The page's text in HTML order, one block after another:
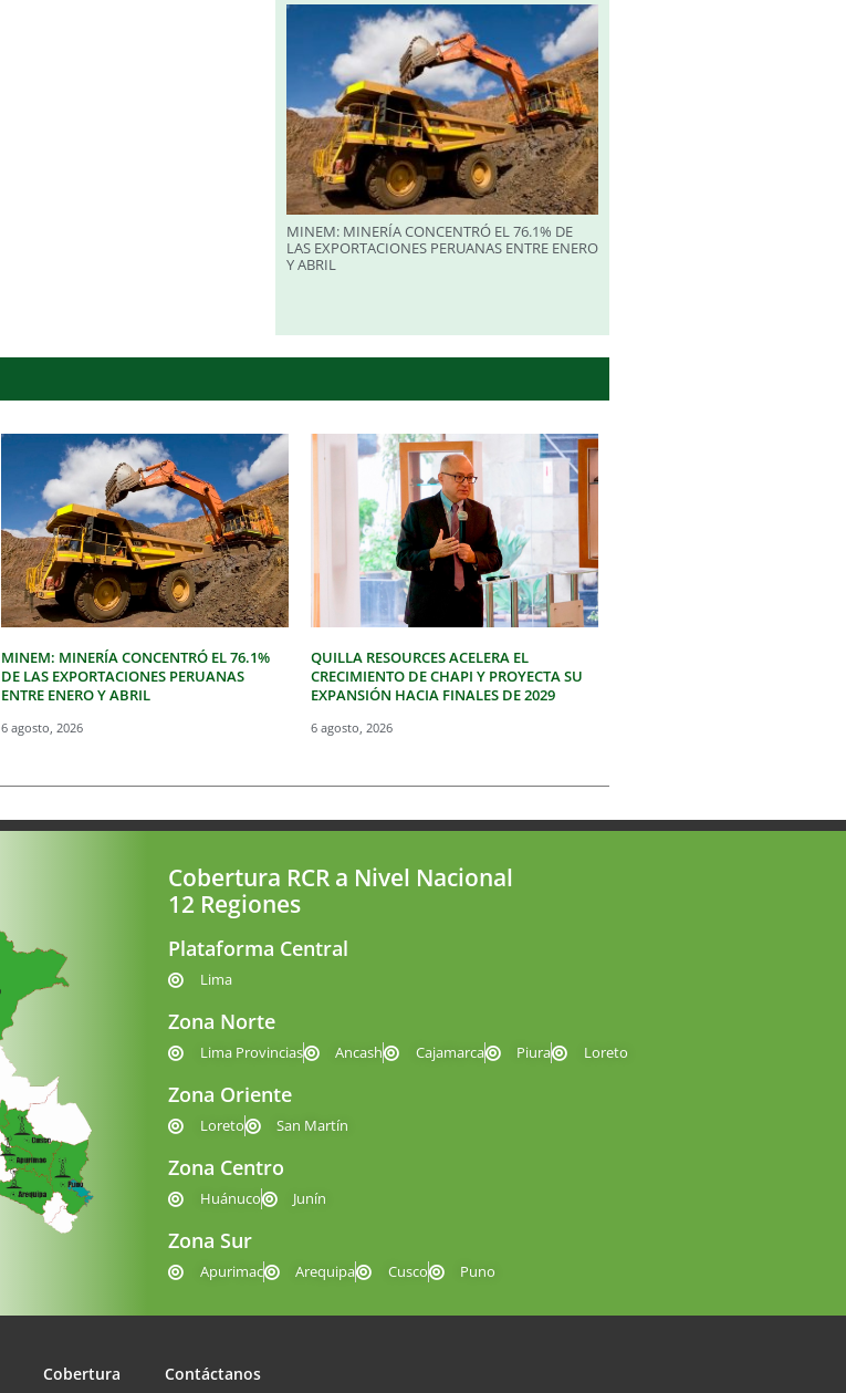
MINEM: MINERÍA CONCENTRÓ EL 76.1% DE
LAS EXPORTACIONES PERUANAS ENTRE ENERO
Y ABRIL
MINEM: MINERÍA CONCENTRÓ EL 76.1%
DE LAS EXPORTACIONES PERUANAS
ENTRE ENERO Y ABRIL
6 agosto, 2026
QUILLA RESOURCES ACELERA EL
CRECIMIENTO DE CHAPI Y PROYECTA SU
EXPANSIÓN HACIA FINALES DE 2029
6 agosto, 2026
Cobertura RCR a Nivel Nacional
12 Regiones
Plataforma Central
Lima
Zona Norte
Lima Provincias Ancash Cajamarca Piura Loreto
Zona Oriente
Loreto San Martín
Zona Centro
Huánuco Junín
Zona Sur
Apurimac Arequipa Cusco Puno
Cobertura Contáctanos